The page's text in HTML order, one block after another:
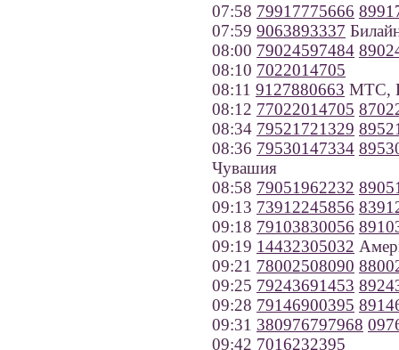
07:58 79917775666
07:59 9063893337
08:00 79024597484
08:10 7022014705
08:11 9127880663 МТС,
08:12 77022014705
08:34 79521721329
08:36 79530147334
Чувашия
08:58 79051962232
09:13 73912245856
09:18 79103830056
09:19 14432305032
09:21 78002508090
09:25 79243691453
09:28 79146900395
09:31 380976797968
09:42 7016232395